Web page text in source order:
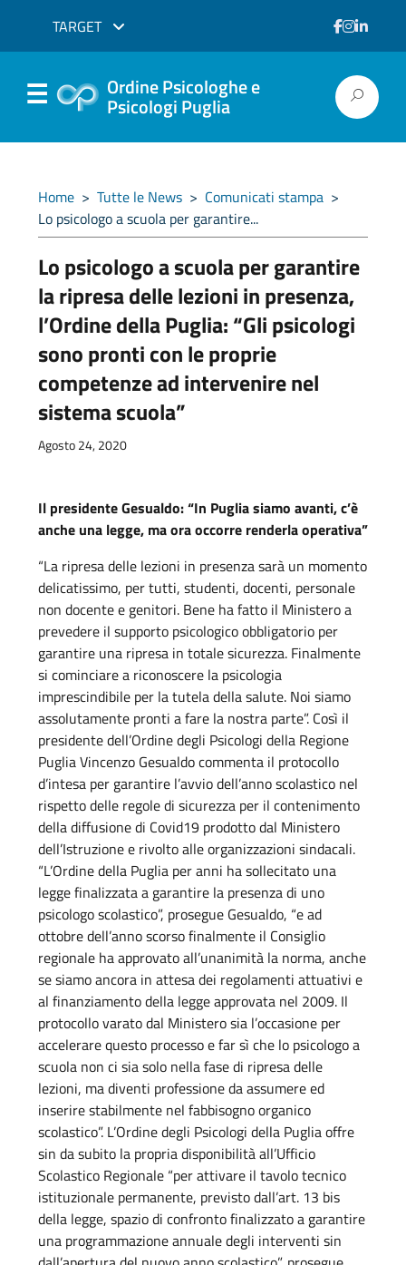
TARGET
Ordine Psicologhe e
Psicologi Puglia
Home > Tutte le News > Comunicati stampa >
Lo psicologo a scuola per garantire...
Lo psicologo a scuola per garantire
la ripresa delle lezioni in presenza,
l’Ordine della Puglia: “Gli psicologi
sono pronti con le proprie
competenze ad intervenire nel
sistema scuola”
Agosto 24, 2020
Il presidente Gesualdo: “In Puglia siamo avanti, c’è
anche una legge, ma ora occorre renderla operativa”
“La ripresa delle lezioni in presenza sarà un momento
delicatissimo, per tutti, studenti, docenti, personale
non docente e genitori. Bene ha fatto il Ministero a
prevedere il supporto psicologico obbligatorio per
garantire una ripresa in totale sicurezza. Finalmente
si cominciare a riconoscere la psicologia
imprescindibile per la tutela della salute. Noi siamo
assolutamente pronti a fare la nostra parte”. Così il
presidente dell’Ordine degli Psicologi della Regione
Puglia Vincenzo Gesualdo commenta il protocollo
d’intesa per garantire l’avvio dell’anno scolastico nel
rispetto delle regole di sicurezza per il contenimento
della diffusione di Covid19 prodotto dal Ministero
dell’Istruzione e rivolto alle organizzazioni sindacali.
“L’Ordine della Puglia per anni ha sollecitato una
legge finalizzata a garantire la presenza di uno
psicologo scolastico”, prosegue Gesualdo, “e ad
ottobre dell’anno scorso finalmente il Consiglio
regionale ha approvato all’unanimità la norma, anche
se siamo ancora in attesa dei regolamenti attuativi e
al finanziamento della legge approvata nel 2009. Il
protocollo varato dal Ministero sia l’occasione per
accelerare questo processo e far sì che lo psicologo a
scuola non ci sia solo nella fase di ripresa delle
lezioni, ma diventi professione da assumere ed
inserire stabilmente nel fabbisogno organico
scolastico”. L’Ordine degli Psicologi della Puglia offre
sin da subito la propria disponibilità all’Ufficio
Scolastico Regionale “per attivare il tavolo tecnico
istituzionale permanente, previsto dall’art. 13 bis
della legge, spazio di confronto finalizzato a garantire
una programmazione annuale degli interventi sin